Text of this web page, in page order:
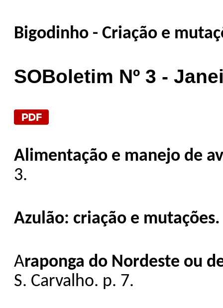
Bigodinho - Criação e
SOBoletim Nº 3 -
Alimentação e manejo de
3.
Azulão: criação e mutações.
Araponga do Nordeste ou
S. Carvalho. p. 7.